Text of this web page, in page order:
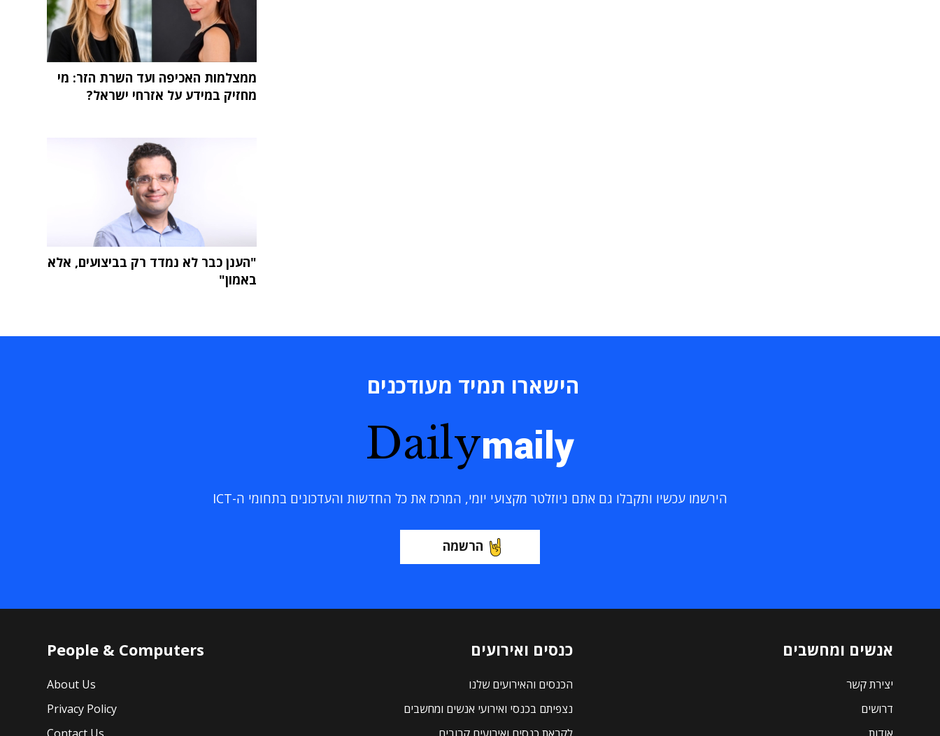
ממצלמות האכיפה ועד השרת הזר: מי
מחזיק במידע על אזרחי ישראל?
"הענן כבר לא נמדד רק בביצועים, אלא
באמון"
הישארו תמיד מעודכנים
Dailymaily
הירשמו עכשיו ותקבלו גם אתם ניוזלטר מקצועי יומי, המרכז את כל החדשות והעדכונים בתחומי ה-ICT
הרשמה
אנשים ומחשבים
יצירת קשר
דרושים
כנסים ואירועים
הכנסים והאירועים שלנו
נצפיתם בכנסי ואירועי אנשים ומחשבים
People & Computers
About Us
Privacy Policy